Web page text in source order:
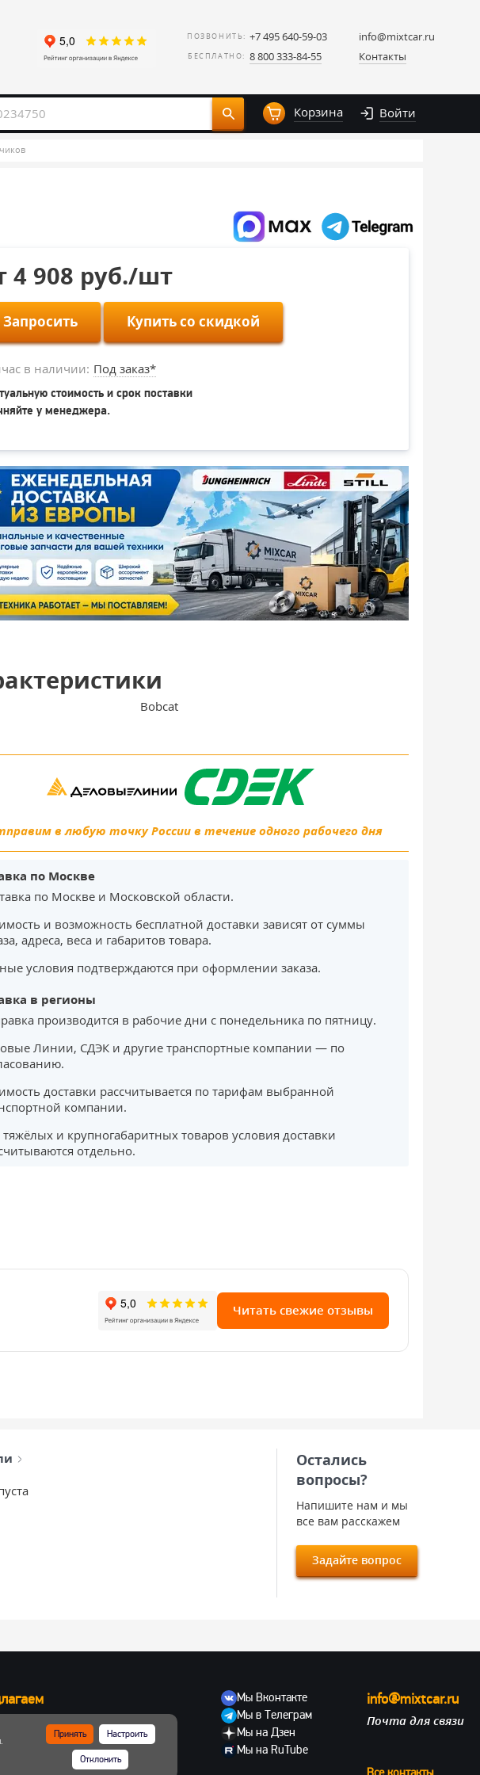
ПОЗВОНИТЬ: +7 495 640-59-03
БЕСПЛАТНО: 8 800 333-84-55
info@mixtcar.ru
Контакты
Корзина Войти
4 908 руб./шт
Запросить Купить со скидкой
в наличии: Под заказ*
стоимость и срок поставки
у менеджера.
Bobcat
в любую точку России в течение одного рабочего дня
по Москве
по Москве и Московской области.
и возможность бесплатной доставки зависят от суммы
адреса, веса и габаритов товара.
условия подтверждаются при оформлении заказа.
в регионы
производится в рабочие дни с понедельника по пятницу.
Линии, СДЭК и другие транспортные компании — по
доставки рассчитывается по тарифам выбранной
компании.
и крупногабаритных товаров условия доставки
отдельно.
Читать свежие отзывы
Остались
вопросы?
Напишите нам и мы
все вам расскажем
Задайте вопрос
для вилочных погрузчиков
двигателей
диски
Мы Вконтакте
Мы в Телеграм
Мы на Дзен
Мы на RuTube
info@mixtcar.ru
Почта для связи
Принять Настроить
Отклонить